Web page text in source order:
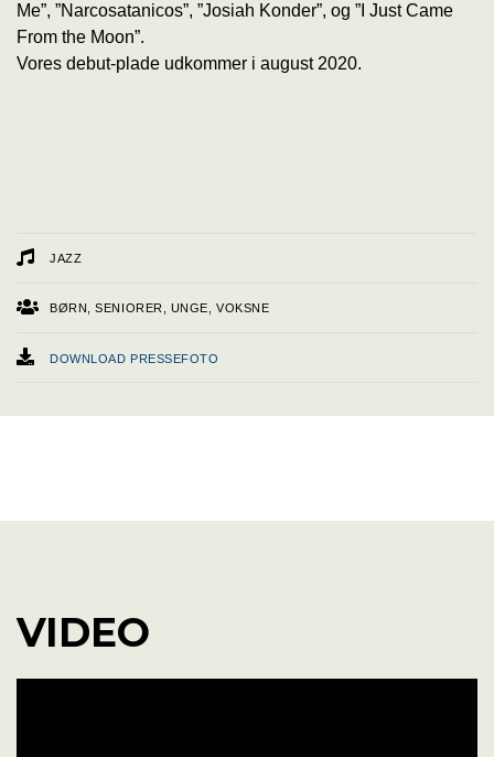
Me”, ”Narcosatanicos”, ”Josiah Konder”, og ”I Just Came
From the Moon”.
Vores debut-plade udkommer i august 2020.
JAZZ
BØRN, SENIORER, UNGE, VOKSNE
DOWNLOAD PRESSEFOTO
VIDEO